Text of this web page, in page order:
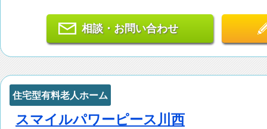
相談・お問い合わせ
住宅型有料老人ホーム
スマイルパワーピース川西